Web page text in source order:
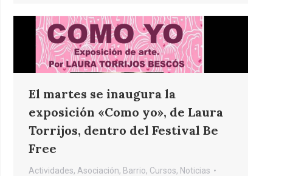
El martes se inaugura la
exposición «Como yo», de Laura
Torrijos, dentro del Festival Be
Free
Actividades, Asociación, Barrio, Cursos, Noticias